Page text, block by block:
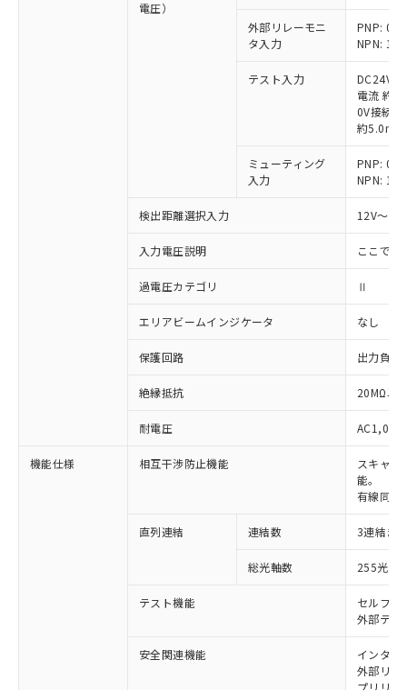
電圧）
外部リレーモニ
タ入力
PNP: 0V
NPN: 1/
テスト入力
DC24V
電流 約
0V接続
約5.0mA
ミューティング
入力
PNP: 0V
NPN: 1/
検出距離選択入力 12V～Vs
入力電圧説明 ここでの
過電圧カテゴリ Ⅱ
エリアビームインジケータ なし
保護回路 出力負荷
絶縁抵抗 20MΩ以
耐電圧
機能仕様 相互干渉防止機能
スキャ
能。
有線同期
直列連結 連結数 3連結ま
総光軸数 255光軸
テスト機能
セルフテ
外部テス
安全関連機能
インター
外部リレ
プリリセ
ご利用条件
※1 対応状況
対応済み：EU RoHS指令（10物質）の
非含有に対応した製品が提供可能な商品で
有に対応した製品に切り替える予定のある